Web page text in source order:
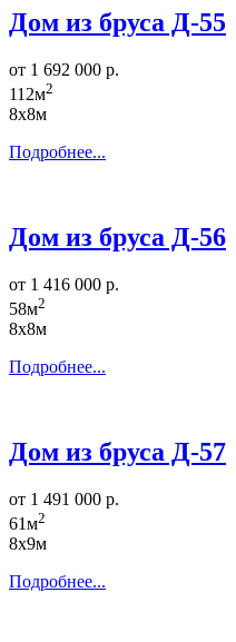
Дом из бруса Д-55
от 1 692 000 р.
112м2
8х8м
Подробнее...
Дом из бруса Д-56
от 1 416 000 р.
58м2
8х8м
Подробнее...
Дом из бруса Д-57
от 1 491 000 р.
61м2
8х9м
Подробнее...